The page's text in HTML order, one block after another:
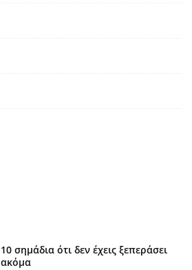
10 σημάδια ότι δεν έχεις ξεπεράσει
ακόμα